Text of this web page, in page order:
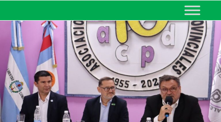
MINISTERIO DE EDUCACIÓN
DE CORRIENTES